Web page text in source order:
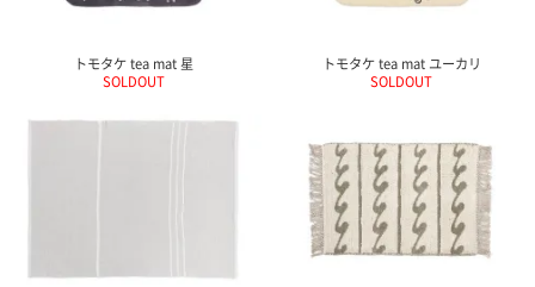
トモタケ tea mat 星
SOLDOUT
トモタケ tea mat ユーカリ
SOLDOUT